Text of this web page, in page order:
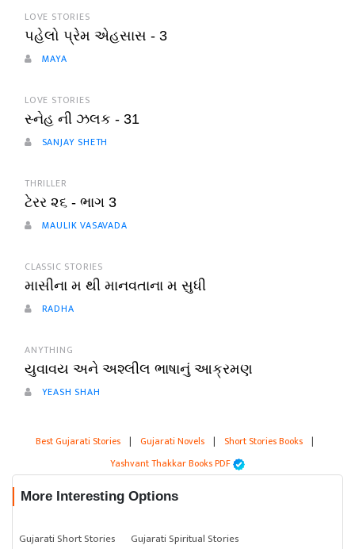
LOVE STORIES
પહેલો પ્રેમ એહસાસ - 3
MAYA
LOVE STORIES
સ્નેહ ની ઝલક - 31
SANJAY SHETH
THRILLER
ટેરર ૨૬ - ભાગ 3
MAULIK VASAVADA
CLASSIC STORIES
માસીના મ થી માનવતાના મ સુધી
RADHA
ANYTHING
યુવાવય અને અશ્લીલ ભાષાનું આક્રમણ
YEASH SHAH
Best Gujarati Stories | Gujarati Novels | Short Stories Books |
Yashvant Thakkar Books PDF
More Interesting Options
Gujarati Short Stories
Gujarati Spiritual Stories